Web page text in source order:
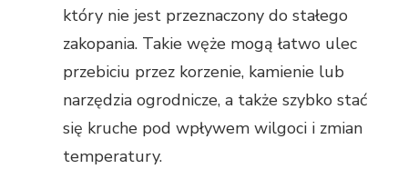
który nie jest przeznaczony do stałego
zakopania. Takie węże mogą łatwo ulec
przebiciu przez korzenie, kamienie lub
narzędzia ogrodnicze, a także szybko stać
się kruche pod wpływem wilgoci i zmian
temperatury.